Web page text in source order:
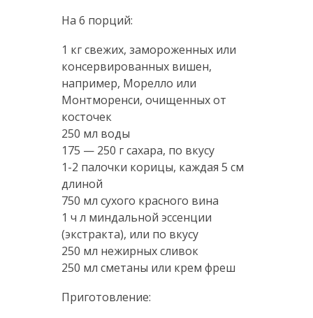
На 6 порций:
1 кг свежих, замороженных или
консервированных вишен,
например, Морелло или
Монтморенси, очищенных от
косточек
250 мл воды
175 — 250 г сахара, по вкусу
1-2 палочки корицы, каждая 5 см
длиной
750 мл сухого красного вина
1 ч л миндальной эссенции
(экстракта), или по вкусу
250 мл нежирных сливок
250 мл сметаны или крем фреш
Приготовление: